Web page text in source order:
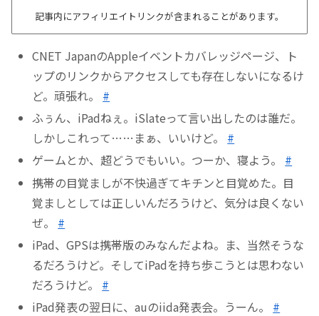
記事内にアフィリエイトリンクが含まれることがあります。
CNET JapanのAppleイベントカバレッジページ、ト
ップのリンクからアクセスしても存在しないになるけ
ど。頑張れ。 #
ふぅん、iPadねぇ。iSlateって言い出したのは誰だ。
しかしこれって……まぁ、いいけど。 #
ゲームとか、超どうでもいい。つーか、寝よう。 #
携帯の目覚ましが不快過ぎてキチンと目覚めた。目
覚ましとしては正しいんだろうけど、気分は良くない
ぜ。 #
iPad、GPSは携帯版のみなんだよね。ま、当然そうな
るだろうけど。そしてiPadを持ち歩こうとは思わない
だろうけど。 #
iPad発表の翌日に、auのiida発表会。うーん。 #